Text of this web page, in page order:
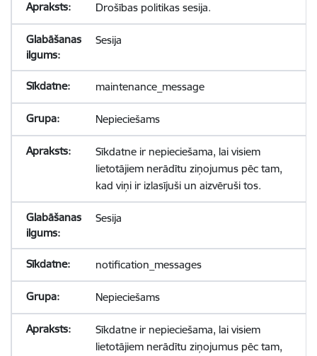
Drošības politikas sesija.
Sesija
maintenance_message
Nepieciešams
Sīkdatne ir nepieciešama, lai visiem
lietotājiem nerādītu ziņojumus pēc tam,
kad viņi ir izlasījuši un aizvēruši tos.
Sesija
notification_messages
Nepieciešams
Sīkdatne ir nepieciešama, lai visiem
lietotājiem nerādītu ziņojumus pēc tam,